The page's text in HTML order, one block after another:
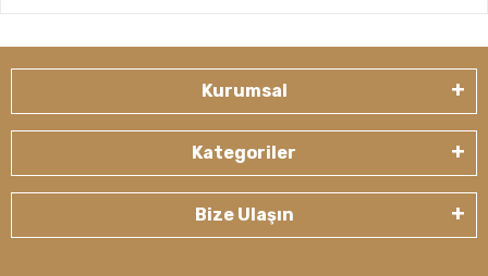
Kurumsal
Kategoriler
Bize Ulaşın